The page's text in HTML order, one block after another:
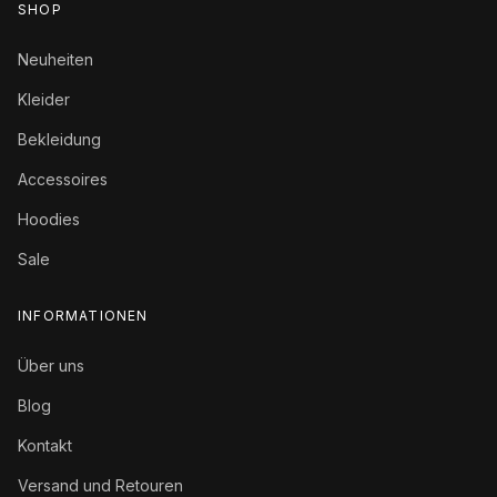
die Kraft dieser außergewöhnlichen Farbe.
SHOP
Neuheiten
Kleider
Bekleidung
Accessoires
Hoodies
Sale
INFORMATIONEN
Über uns
Blog
Kontakt
Versand und Retouren